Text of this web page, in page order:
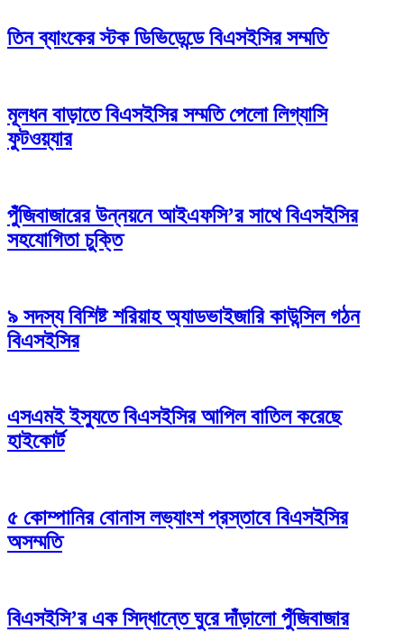
তিন ব্যাংকের স্টক ডিভিডেন্ডে বিএসইসির সম্মতি
মূলধন বাড়াতে বিএসইসির সম্মতি পেলো লিগ্যাসি
ফুটওয়্যার
পুঁজিবাজারের উন্নয়নে আইএফসি’র সাথে বিএসইসির
সহযোগিতা চুক্তি
৯ সদস্য বিশিষ্ট শরিয়াহ অ্যাডভাইজারি কাউন্সিল গঠন
বিএসইসির
এসএমই ইস্যুতে বিএসইসির আপিল বাতিল করেছে
হাইকোর্ট
৫ কোম্পানির বোনাস লভ্যাংশ প্রস্তাবে বিএসইসির
অসম্মতি
বিএসইসি’র এক সিদ্ধান্তে ঘুরে দাঁড়ালো পুঁজিবাজার